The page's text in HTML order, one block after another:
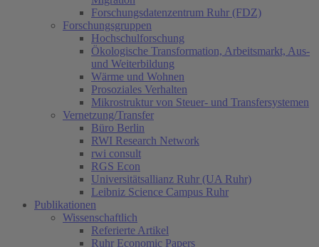
Forschungsdatenzentrum Ruhr (FDZ)
Forschungsgruppen
Hochschulforschung
Ökologische Transformation, Arbeitsmarkt, Aus-
und Weiterbildung
Wärme und Wohnen
Prosoziales Verhalten
Mikrostruktur von Steuer- und Transfersystemen
Vernetzung/Transfer
Büro Berlin
RWI Research Network
rwi consult
RGS Econ
Universitätsallianz Ruhr (UA Ruhr)
Leibniz Science Campus Ruhr
Publikationen
Wissenschaftlich
Referierte Artikel
Ruhr Economic Papers